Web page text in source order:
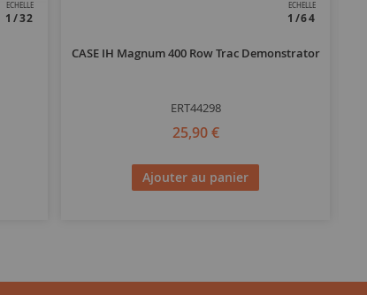
ECHELLE
1/32
ECHELLE
1/64
CASE IH Magnum 400 Row Trac Demonstrator
ERT44298
25,90 €
Ajouter au panier